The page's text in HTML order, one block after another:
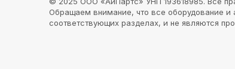
Обращаем внимание, что все оборудование и
соответствующих разделах, и не являются